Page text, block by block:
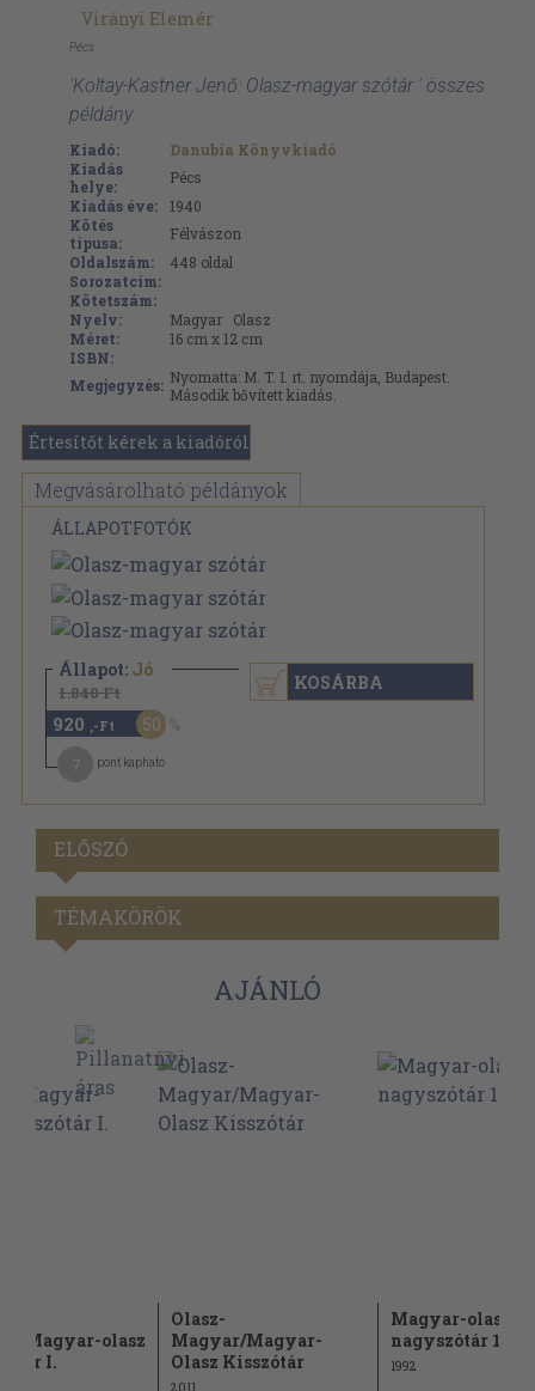
Virányi Elemér
Pécs
'Koltay-Kastner Jenő: Olasz-magyar szótár ' összes
példány
Kiadó:
Danubia Könyvkiadó
Kiadás
helye:
Pécs
Kiadás éve:
1940
Kötés
típusa:
Félvászon
Oldalszám:
448 oldal
Sorozatcím:
Kötetszám:
Nyelv:
Magyar
Olasz
Méret:
16 cm x 12 cm
ISBN:
Megjegyzés: Nyomatta: M. T. I. rt. nyomdája, Budapest.
Második bővített kiadás.
Értesítőt kérek a kiadóról
Megvásárolható példányok
ÁLLAPOTFOTÓK
Állapot: Jó
1.840 Ft
920 ,-Ft 50
pont kapható
KOSÁRBA
ELŐSZÓ
TÉMAKÖRÖK
AJÁNLÓ
Magyar-olasz
I.
Olasz-
Magyar/Magyar-
Olasz Kisszótár
2011
Magyar-olasz
nagyszótár 1-2.
1992